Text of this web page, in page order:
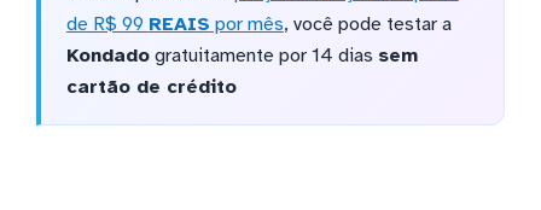
de R$ 99 REAIS por mês, você pode testar a
Kondadogratuitamente por 14 dias sem
cartão de crédito